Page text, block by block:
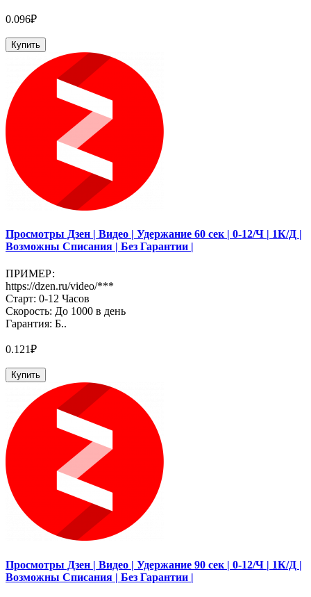
0.096₽
Купить
Просмотры Дзен | Видео | Удержание 60 сек | 0-12/Ч | 1К/Д |
Возможны Списания | Без Гарантии |
ПРИМЕР:
https://dzen.ru/video/***
Старт: 0-12 Часов
Скорость: До 1000 в день
Гарантия: Б..
0.121₽
Купить
Просмотры Дзен | Видео | Удержание 90 сек | 0-12/Ч | 1К/Д |
Возможны Списания | Без Гарантии |